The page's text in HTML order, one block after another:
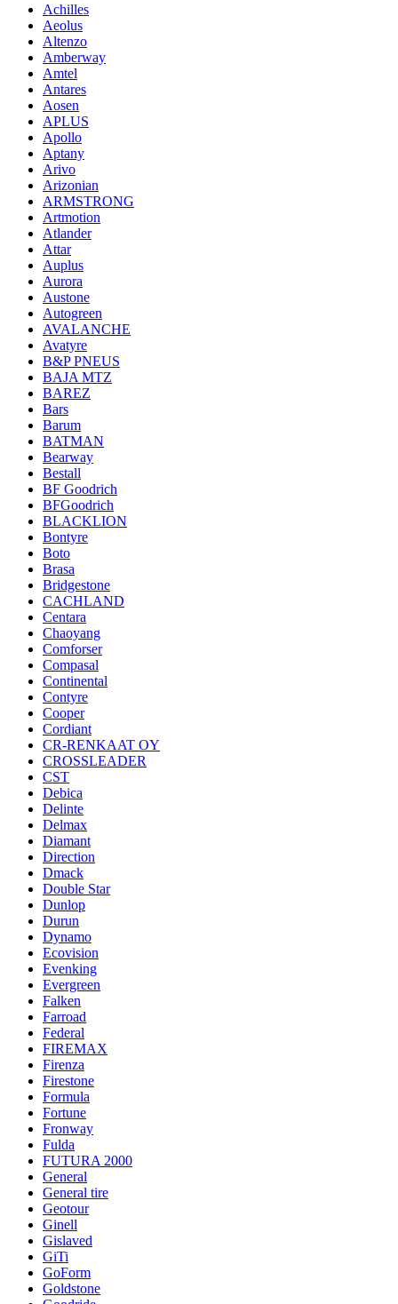
Achilles
Aeolus
Altenzo
Amberway
Amtel
Antares
Aosen
APLUS
Apollo
Aptany
Arivo
Arizonian
ARMSTRONG
Artmotion
Atlander
Attar
Auplus
Aurora
Austone
Autogreen
AVALANCHE
Avatyre
B&P PNEUS
BAJA MTZ
BAREZ
Bars
Barum
BATMAN
Bearway
Bestall
BF Goodrich
BFGoodrich
BLACKLION
Bontyre
Boto
Brasa
Bridgestone
CACHLAND
Centara
Chaoyang
Comforser
Compasal
Continental
Contyre
Cooper
Cordiant
CR-RENKAAT OY
CROSSLEADER
CST
Debica
Delinte
Delmax
Diamant
Direction
Dmack
Double Star
Dunlop
Durun
Dynamo
Ecovision
Evenking
Evergreen
Falken
Farroad
Federal
FIREMAX
Firenza
Firestone
Formula
Fortune
Fronway
Fulda
FUTURA 2000
General
General tire
Geotour
Ginell
Gislaved
GiTi
GoForm
Goldstone